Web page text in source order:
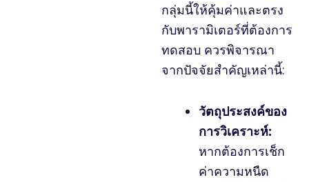
กลุ่มนี้ให้คุ้มค่าและตรง
กับพารามิเตอร์ที่ต้องการ
ทดสอบ ควรพิจารณา
จากปัจจัยสำคัญเหล่านี้:
วัตถุประสงค์ของ
การวิเคราะห์:
หากต้องการเช็ก
ค่าความหนืด